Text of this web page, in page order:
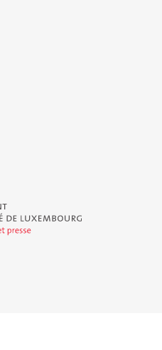
de Luxembourg - Service